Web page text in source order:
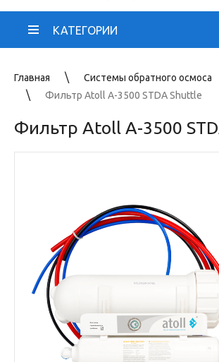
КАТЕГОРИИ
Главная
Системы обратного осмоса
Фильтр Atoll A-3500 STDA Shuttle
Фильтр Atoll A-3500